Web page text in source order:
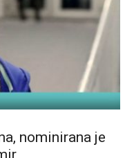
nominirana je